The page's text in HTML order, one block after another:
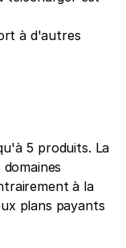
à d'autres
5 produits. La
à la
plans payants